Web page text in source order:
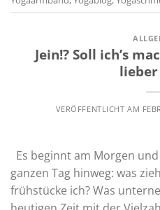
Jein!? Soll ich’s
lieber
VERÖFFENTLICHT AM
Es beginnt am Morgen
ganzen Tag hinweg: was
frühstücke ich? Was